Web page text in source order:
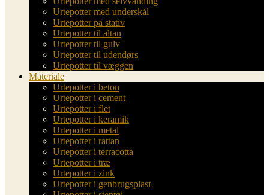
Urtepotter med underskål
Urtepotter på stativ
Urtepotter til altan
Urtepotter til gulv
Urtepotter til udendørs
Urtepotter til væggen
Materiale
Urtepotter i beton
Urtepotter i cement
Urtepotter i flet
Urtepotter i keramik
Urtepotter i metal
Urtepotter i rattan
Urtepotter i terracotta
Urtepotter i træ
Urtepotter i zink
Urtepotter i genbrugsplast